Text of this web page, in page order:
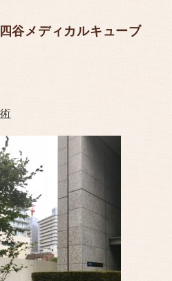
谷メディカルキューブ